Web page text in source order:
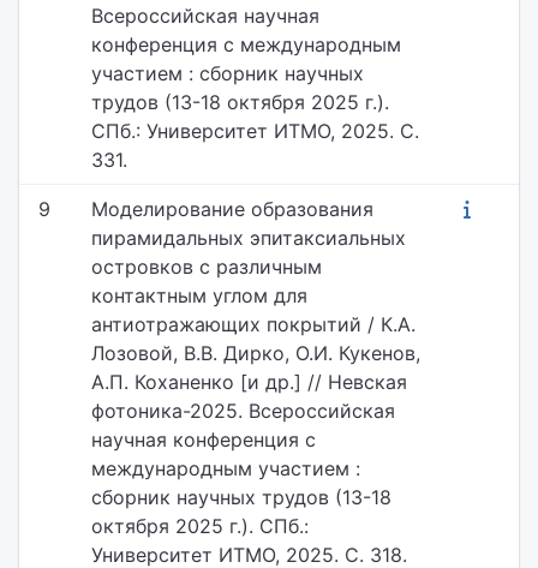
Всероссийская научная
конференция с международным
участием : сборник научных
трудов (13-18 октября 2025 г.).
СПб.: Университет ИТМО, 2025. С.
331.
9
Моделирование образования
пирамидальных эпитаксиальных
островков с различным
контактным углом для
антиотражающих покрытий / К.А.
Лозовой, В.В. Дирко, О.И. Кукенов,
А.П. Коханенко [и др.] // Невская
фотоника-2025. Всероссийская
научная конференция с
международным участием :
сборник научных трудов (13-18
октября 2025 г.). СПб.:
Университет ИТМО, 2025. С. 318.